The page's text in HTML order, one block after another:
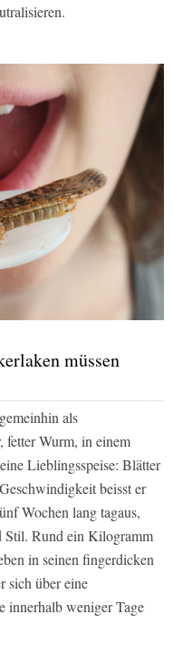
müssen
als
fetter Wurm, in einem
Lieblingsspeise: Blätter
beisst er
Wochen lang tagaus,
Stil. Rund ein Kilogramm
in seinen fingerdicken
sich über eine
innerhalb weniger Tage